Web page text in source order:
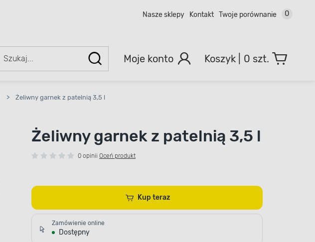
Nasze sklepy Kontakt Twoje porównanie 0
Moje konto 0 szt.
> Żeliwny garnek z patelnią 3,5 l
Żeliwny garnek z patelnią 3,5 l
0 opinii Oceń produkt
Kup teraz
Zamówienie online
Dostępny